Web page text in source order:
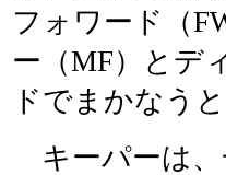
フォワード（
ー（MF）とデ
ドでまかなう
キーパーは、